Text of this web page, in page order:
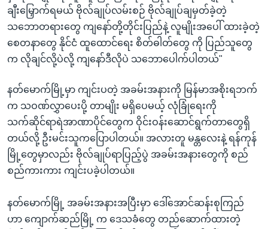
ချီးမြှောက်ရမယ် ဗိုလ်ချုပ်လမ်းစဉ် ဗိုလ်ချုပ်ချမှတ်ခဲ့တဲ့
သဘောတရားတွေ ကျနော်တို့တိုင်းပြည်နဲ့ လူမျိုးအပေါ် ထားခဲ့တဲ့
စေတနာတွေ နိုင်ငံ ထူထောင်ရေး စိတ်ဓါတ်တွေ ကို ပြည်သူတွေ
က လိုချင်လို့ပဲလို့ ကျနော်ဒီလိုပဲ သဘောပေါက်ပါတယ်"
နတ်မောက်မြို့မှာ ကျင်းပတဲ့ အခမ်းအနားကို မြန်မာအစိုးရဘက်
က သဝဏ်လွှာပေးပို့ တာမျိုး မရှိပေမယ့် လုံခြုံရေးကို
သက်ဆိုင်ရာရဲအာဏာပိုင်တွေက ဝိုင်းဝန်းဆောင်ရွက်တာတွေရှိ
တယ်လို့ ဦးမင်းသူကပြောပါတယ်။ အလားတူ မန္တလေးနဲ့ ရန်ကုန်
မြို့တွေမှာလည်း ဗိုလ်ချုပ်ရာပြည့်ပွဲ အခမ်းအနားတွေကို စည်
စည်ကားကား ကျင်းပခဲ့ပါတယ်။
နတ်မောက်မြို့ အခမ်းအနားအပြီးမှာ ဒေါ်အောင်ဆန်းစုကြည်
ဟာ ကျောက်ဆည်မြို့ က ဒေသခံတွေ တည်ဆောက်ထားတဲ့